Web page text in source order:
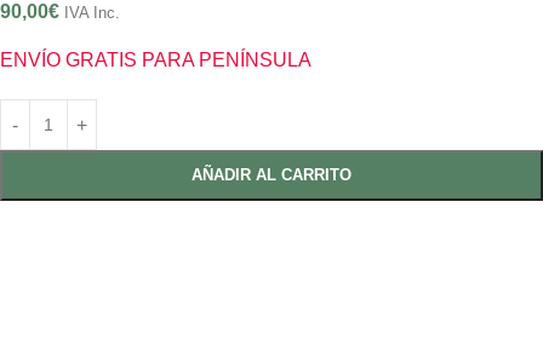
90,00€ IVA Inc.
ENVÍO GRATIS PARA PENÍNSULA
AÑADIR AL CARRITO